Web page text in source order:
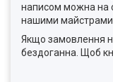
написом можна на
нашими майстрами.
Якщо замовлення
бездоганна. Щоб